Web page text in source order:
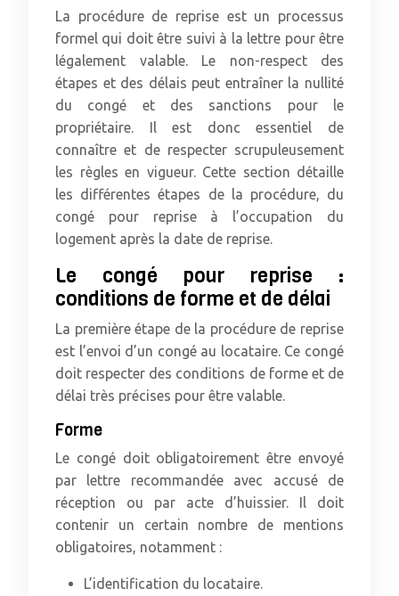
La procédure de reprise est un processus
formel qui doit être suivi à la lettre pour être
légalement valable. Le non-respect des
étapes et des délais peut entraîner la nullité
du congé et des sanctions pour le
propriétaire. Il est donc essentiel de
connaître et de respecter scrupuleusement
les règles en vigueur. Cette section détaille
les différentes étapes de la procédure, du
congé pour reprise à l’occupation du
logement après la date de reprise.
Le congé pour reprise :
conditions de forme et de délai
La première étape de la procédure de reprise
est l’envoi d’un congé au locataire. Ce congé
doit respecter des conditions de forme et de
délai très précises pour être valable.
Forme
Le congé doit obligatoirement être envoyé
par lettre recommandée avec accusé de
réception ou par acte d’huissier. Il doit
contenir un certain nombre de mentions
obligatoires, notamment :
L’identification du locataire.